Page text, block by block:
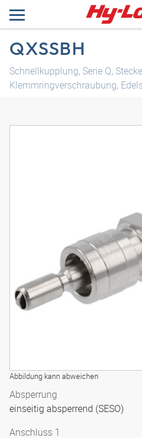
QXSSBH
Schnellkupplung, Serie Q,
Klemmringverschraubung,
Abbildung kann abweichen
Absperrung
einseitig absperrend (SESO)
Anschluss 1